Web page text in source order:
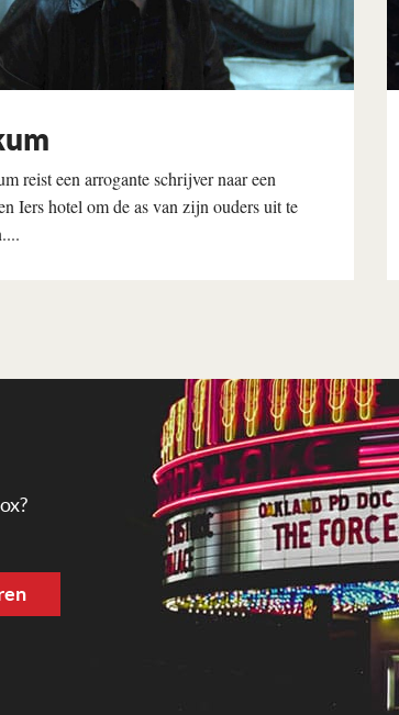
reist een arrogante schrijver naar een
Iers hotel om de as van zijn ouders uit te